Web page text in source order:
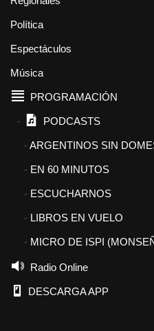
Política
Espectáculos
Música
PROGRAMACIÓN
PODCASTS
ARGENTINOS SIN
EN 60 MINUTOS
ESCUCHARNOS
LIBROS EN VUELO
MICRO DE ISPI
Radio Online
DESCARGA APP